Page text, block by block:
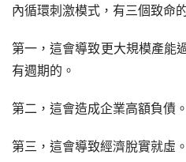
內循環刺激模式，有三個致命
第一，這會導致更大規模產能
有週期的。
第二，這會造成企業高額負債。
第三，這會導致經濟脫實就虛。